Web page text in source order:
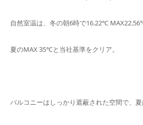
自然室温は、冬の朝6時で16.22℃
夏のMAX 35℃と当社基準をクリア。
バルコニーはしっかり遮蔽された空間で、夏